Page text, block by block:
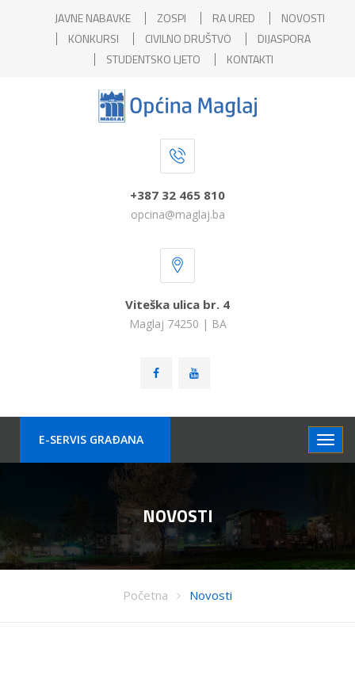
JAVNE NABAVKE ZOSPI RA URED
NOVOSTI
KONKURSI
CIVILNO DRUŠTVO
DIJASPORA
STUDENTSKO LJETO
KONTAKTI
+387 32 465 810
opcina@maglaj.ba
Viteška ulica br. 4
Maglaj 74250 | BA
E-SERVIS GRAÐANA
NOVOSTI
Početna Novosti